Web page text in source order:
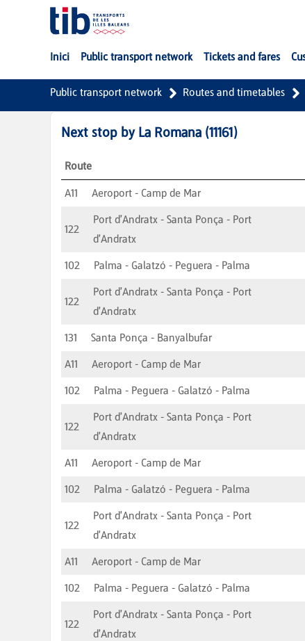
Skip to Main Content
Inici Public transport network Tickets and fares
Public transport network Routes and timetables
Next stop by La Romana (11161)
Route
A11 Aeroport - Camp de Mar
122
Port d'Andratx - Santa Ponça - Port
d'Andratx
102 Palma - Galatzó - Peguera - Palma
122
Port d'Andratx - Santa Ponça - Port
d'Andratx
131 Santa Ponça - Banyalbufar
A11
Aeroport - Camp de Mar
102
Palma - Peguera - Galatzó - Palma
122
Port d'Andratx - Santa Ponça - Port
d'Andratx
A11 Aeroport - Camp de Mar
102
Palma - Galatzó - Peguera - Palma
122
Port d'Andratx - Santa Ponça - Port
d'Andratx
A11 Aeroport - Camp de Mar
102
Palma - Peguera - Galatzó - Palma
122
Port d'Andratx - Santa Ponça - Port
d'Andratx